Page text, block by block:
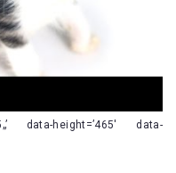
data-height=’465′ data-